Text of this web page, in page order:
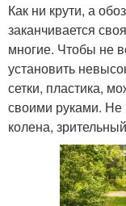
Как ни крути, а
заканчивается
многие. Чтобы не
установить
сетки, пластика,
своими руками. Не
колена,